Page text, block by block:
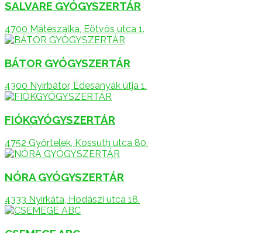
SALVARE GYÓGYSZERTÁR
4700 Mátészalka, Eötvös utca 1.
BÁTOR GYÓGYSZERTÁR
4300 Nyírbátor, Édesanyák útja 1.
FIÓKGYÓGYSZERTÁR
4752 Győrtelek, Kossuth utca 80.
NÓRA GYÓGYSZERTÁR
4333 Nyírkáta, Hodászi utca 18.